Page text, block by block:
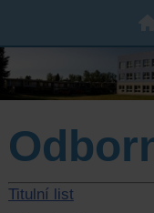
Titulní list